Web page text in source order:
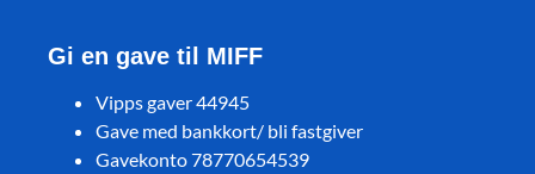
Gi en gave til MIFF
Vipps gaver 44945
Gave med bankkort/ bli fastgiver
Gavekonto 78770654539